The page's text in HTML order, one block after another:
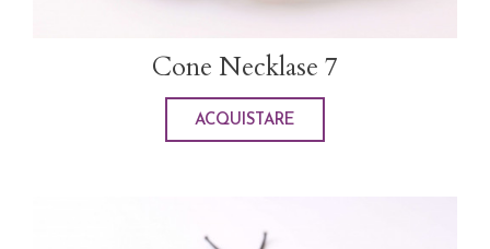
Cone Necklase 7
ACQUISTARE